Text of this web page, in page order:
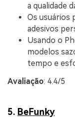
a qualidade
Os usuários
adesivos
Usando o
modelos
tempo e
Avaliação: 4.4/5
5. BeFunky